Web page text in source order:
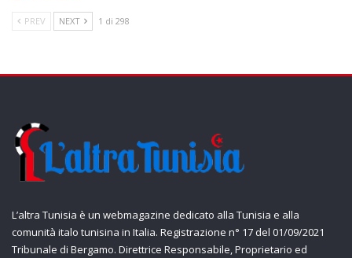
PREV NEXT 1 di 298
L’altra Tunisia è un webmagazine dedicato alla Tunisia e alla
comunità italo tunisina in Italia. Registrazione n° 17 del 01/09/2021
Tribunale di Bergamo. Direttrice Responsabile, Proprietario ed